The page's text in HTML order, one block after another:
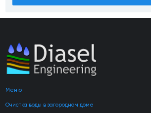
Меню
Очистка воды в загородном доме